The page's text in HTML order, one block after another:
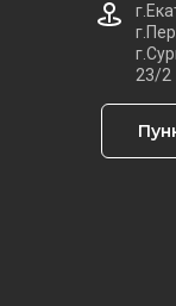
23/2